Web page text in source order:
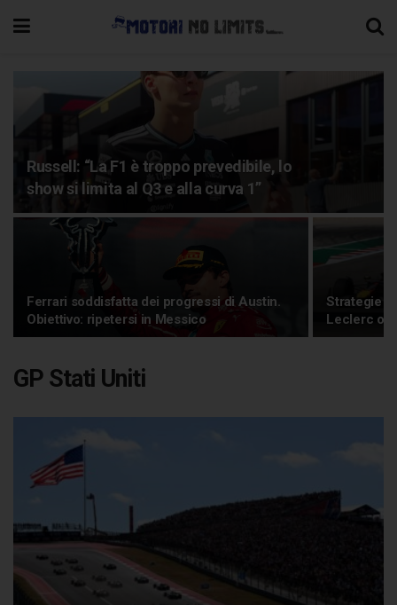
Russell: “La F1 è troppo prevedibile, lo
show si limita al Q3 e alla curva 1”
Ferrari soddisfatta dei progressi di Austin.
Obiettivo: ripetersi in Messico
Strategie
Leclerc
GP Stati Uniti